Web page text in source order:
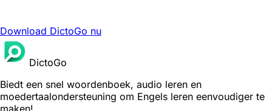
Download DictoGo nu
DictoGo
Biedt een snel woordenboek, audio leren en
moedertaalondersteuning om Engels leren eenvoudiger te
maken!